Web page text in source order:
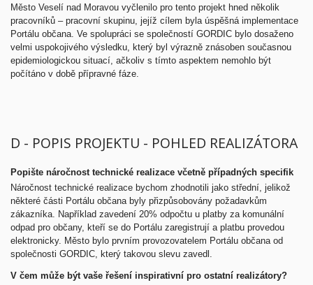
Město Veselí nad Moravou vyčlenilo pro tento projekt hned několik
pracovníků – pracovní skupinu, jejíž cílem byla úspěšná implementace
Portálu občana. Ve spolupráci se společností GORDIC bylo dosaženo
velmi uspokojivého výsledku, který byl výrazně znásoben současnou
epidemiologickou situací, ačkoliv s tímto aspektem nemohlo být
počítáno v době přípravné fáze.
D - POPIS PROJEKTU - POHLED REALIZÁTORA
Popište náročnost technické realizace včetně případných specifik
Náročnost technické realizace bychom zhodnotili jako střední, jelikož
některé části Portálu občana byly přizpůsobovány požadavkům
zákazníka. Například zavedení 20% odpočtu u platby za komunální
odpad pro občany, kteří se do Portálu zaregistrují a platbu provedou
elektronicky. Město bylo prvním provozovatelem Portálu občana od
společnosti GORDIC, který takovou slevu zavedl.
V čem může být vaše řešení inspirativní pro ostatní realizátory?